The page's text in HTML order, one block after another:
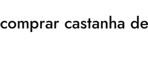
comprar castanha